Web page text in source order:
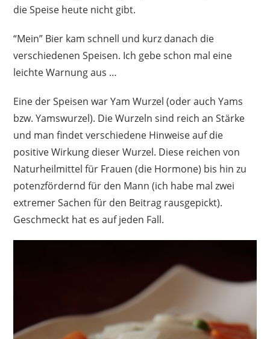
die Speise heute nicht gibt.
“Mein” Bier kam schnell und kurz danach die
verschiedenen Speisen. Ich gebe schon mal eine
leichte Warnung aus …
Eine der Speisen war Yam Wurzel (oder auch Yams
bzw. Yamswurzel). Die Wurzeln sind reich an Stärke
und man findet verschiedene Hinweise auf die
positive Wirkung dieser Wurzel. Diese reichen von
Naturheilmittel für Frauen (die Hormone) bis hin zu
potenzfördernd für den Mann (ich habe mal zwei
extremer Sachen für den Beitrag rausgepickt).
Geschmeckt hat es auf jeden Fall.